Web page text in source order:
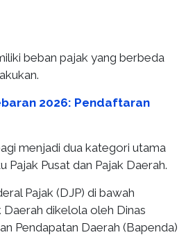
beban pajak yang berbeda
2026: Pendaftaran
menjadi dua kategori utama
Pusat dan Pajak Daerah.
Pajak (DJP) di bawah
Daerah dikelola oleh Dinas
Pendapatan Daerah (Bapenda)